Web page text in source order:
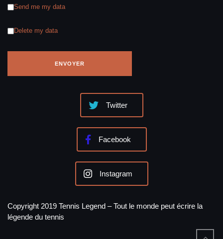
Send me my data
Delete my data
Twitter
Facebook
Instagram
Copyright 2019 Tennis Legend – Tout le monde peut écrire la
légende du tennis